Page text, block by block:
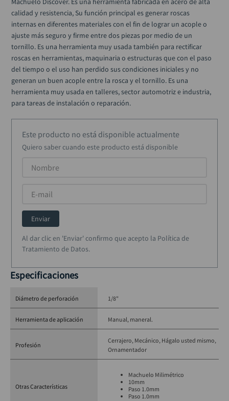
calidad y resistencia, Su función principal es generar roscas
internas en diferentes materiales con el fin de lograr un acople o
ajuste más seguro y firme entre dos piezas por medio de un
tornillo. Es una herramienta muy usada también para rectificar
roscas en herramientas, maquinaria o estructuras que con el paso
del tiempo o el uso han perdido sus condiciones iniciales y no
generan un buen acople entre la rosca y el tornillo. Es una
herramienta muy usada en talleres, sector automotriz e industria,
para tareas de instalación o reparación.
Este producto no está disponible actualmente
Quiero saber cuando este producto está disponible
Enviar
Al dar clic en 'Enviar' confirmo que acepto la Política de
Tratamiento de Datos.
Especificaciones
Diámetro de perforación 1/8"
Herramienta de aplicación Manual, maneral.
Profesión
Cerrajero Mecánico Hágalo usted mismo
Ornamentador
Otras Características
Machuelo Milimétrico
10mm
Paso 1.0mm
Paso 1.0mm
llave impacto